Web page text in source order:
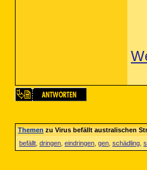
Themenzu Virus befällt australischen
befällt dringen eindringen gen schädling